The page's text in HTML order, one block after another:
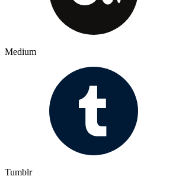
Medium
Tumblr